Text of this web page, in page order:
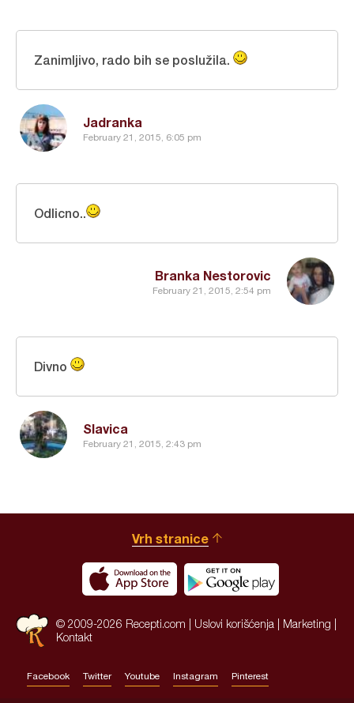
Jadranka
February 21, 2015, 6:05 pm
Zanimljivo, rado bih se poslužila.
Branka Nestorovic
February 21, 2015, 2:54 pm
Odlicno..
Slavica
February 21, 2015, 2:43 pm
Divno
Vrh stranice
© 2009-2026 Recepti.com | Uslovi korišćenja Marketing
Kontakt
Facebook Twitter Youtube Instagram Pinterest